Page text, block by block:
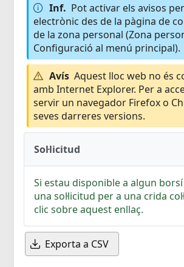
Inf. Pot activar els avisos
electrònic des de la pàgina de
de la zona personal (Zona
Configuració al menú principal).
Avís Aquest lloc web no és
amb Internet Explorer. Per a
servir un navegador Firefox o
seves darreres versions.
Sol·licitud
Si estau disponible a algun
una sol·licitud per a una crida
clic sobre aquest enllaç.
Exporta a CSV